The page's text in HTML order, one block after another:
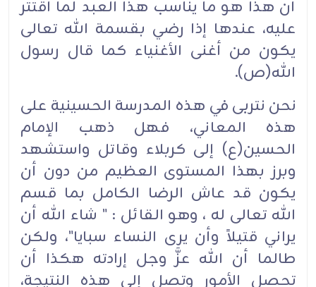
أن هذا هو ما يناسب هذا العبد لما اقتتر
عليه، عندها إذا رضي بقسمة الله تعالى
يكون من أغنى الأغنياء كما قال رسول
الله(ص).
نحن نتربى في هذه المدرسة الحسينية على
هذه المعاني، فهل ذهب الإمام
الحسين(ع) إلى كربلاء وقاتل واستشهد
وبرز بهذا المستوى العظيم من دون أن
يكون قد عاش الرضا الكامل بما قسم
الله تعالى له ، وهو القائل : " شاء الله أن
يراني قتيلاً وأن يرى النساء سبايا"، ولكن
طالما أن الله عزَّ وجل إرادته هكذا أن
تحصل الأمور وتصل إلى هذه النتيجة،